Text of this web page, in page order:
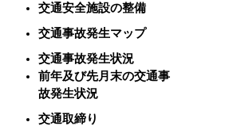
交通安全施設の整備
交通事故発生マップ
交通事故発生状況
前年及び先月末の交通事
故発生状況
交通取締り